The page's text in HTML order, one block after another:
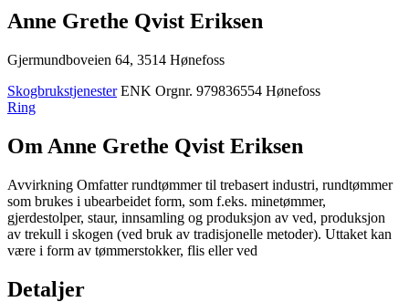
Anne Grethe Qvist Eriksen
Gjermundboveien 64, 3514 Hønefoss
Skogbrukstjenester ENK Orgnr. 979836554 Hønefoss
Ring
Om Anne Grethe Qvist Eriksen
Avvirkning Omfatter rundtømmer til trebasert industri, rundtømmer
som brukes i ubearbeidet form, som f.eks. minetømmer,
gjerdestolper, staur, innsamling og produksjon av ved, produksjon
av trekull i skogen (ved bruk av tradisjonelle metoder). Uttaket kan
være i form av tømmerstokker, flis eller ved
Detaljer